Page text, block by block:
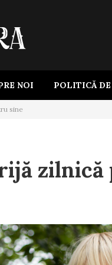
NOI POLITICĂ
sine